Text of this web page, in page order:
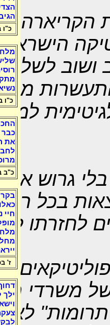
גרוש
בכל
לחזרתו
משרדי
כ"ו
כ"ו
כבר
את
כ"ב
חיי
ז'
ילך